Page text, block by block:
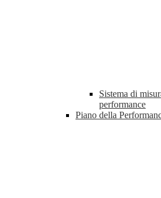
Sistema di
performance
Piano della